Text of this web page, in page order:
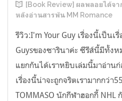
[Book Review] ผลพลอยได้จ
หลังอ่านสารพัน MM Romance
รีวิว:I'm Your Guy เรื่องนี้เป็นเ
Guysของซารินาค่ะ ซีรีส์นี้มีทั้ง
แยกกันได้เราหยิบเล่มนี้มาอ่านก่
เรื่องนี้น่าจะถูกจริตเรามากกว่า
TOMMASO นักกีฬาฮอกกี้